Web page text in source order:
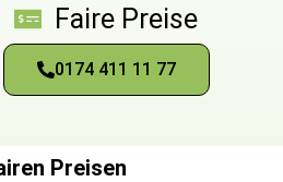
Faire Preise
0174 411 11 77
Preisen